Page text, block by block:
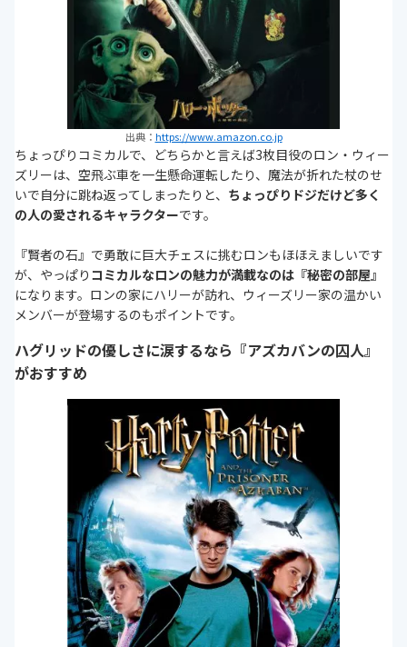
出典： https://www.amazon.co.jp
ちょっぴりコミカルで、どちらかと言えば3枚目役のロン・ウィー
ズリーは、空飛ぶ車を一生懸命運転したり、魔法が折れた杖のせ
いで自分に跳ね返ってしまったりと、 ちょっぴりドジだけど多く
の人の愛されるキャラクターです。
『賢者の石』で勇敢に巨大チェスに挑むロンもほほえましいです
が、やっぱり コミカルなロンの魅力が満載なのは『秘密の部屋』
になります。ロンの家にハリーが訪れ、ウィーズリー家の温かい
メンバーが登場するのもポイントです。
ハグリッドの優しさに涙するなら『アズカバンの囚人』
がおすすめ